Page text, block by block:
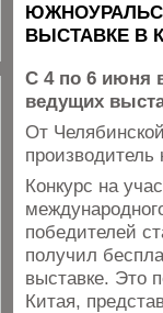
ВЫСТАВКЕ В
С 4 по 6 июня
ведущих
От
производитель
Конкурс на
победителей
получил
выставке. Это
Китая,